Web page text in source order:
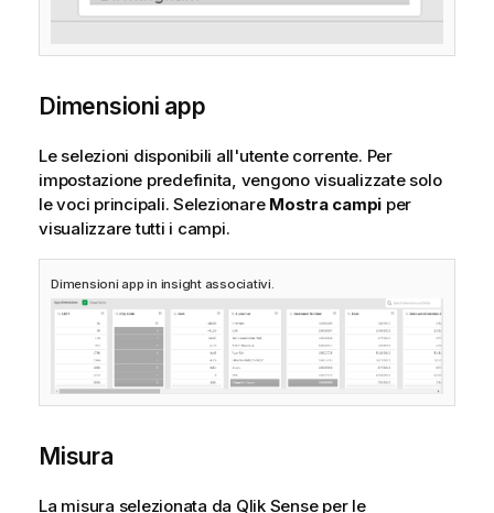
Dimensioni app
Le selezioni disponibili all'utente corrente. Per
impostazione predefinita, vengono visualizzate solo
le voci principali. Selezionare Mostra campi per
visualizzare tutti i campi.
Dimensioni app in insight associativi.
Misura
La misura selezionata da Qlik Senseper le